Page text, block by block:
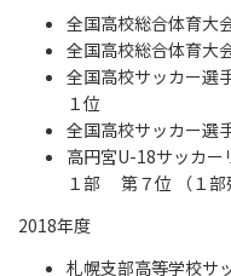
全国高校総合体育
全国高校総合体育
全国高校サッカー選
１位
全国高校サッカー
高円宮U-18サッカ
１部 第７位 （１部
2018年度
札幌支部高等学校